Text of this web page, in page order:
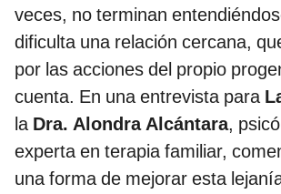
veces, no terminan
dificulta una relación cercana,
por las acciones del propio
cuenta. En una entrevista para
la Dra. Alondra Alcántara,
experta en terapia familiar,
una forma de mejorar esta